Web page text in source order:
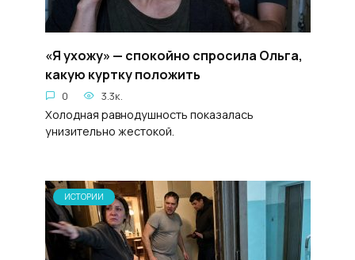
«Я ухожу» — спокойно спросила Ольга,
какую куртку положить
0 3.3к.
Холодная равнодушность показалась
унизительно жестокой.
ИСТОРИИ